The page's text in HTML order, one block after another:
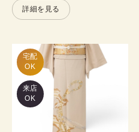
詳細を見る
宅配
OK
来店
OK